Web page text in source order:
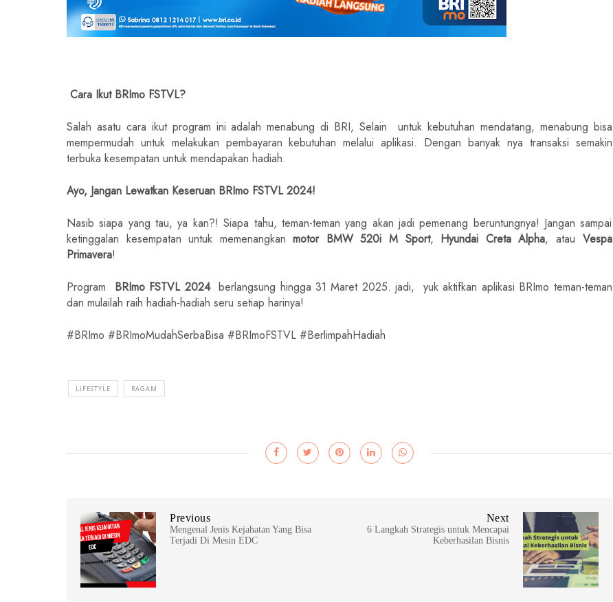
Cara Ikut BRImo FSTVL?
Salah asatu cara ikut program ini adalah menabung di BRI, Selain untuk kebutuhan mendatang, menabung bisa
mempermudah untuk melakukan pembayaran kebutuhan melalui aplikasi. Dengan banyak nya transaksi semakin
terbuka kesempatan untuk mendapakan hadiah.
Ayo, Jangan Lewatkan Keseruan BRImo FSTVL 2024!
Nasib siapa yang tau, ya kan?! Siapa tahu, teman-teman yang akan jadi pemenang beruntungnya! Jangan sampai
ketinggalan kesempatan untuk memenangkanmotor BMW 520i M Sport, Hyundai Creta Alpha, atau Vespa
Primavera!
Program BRImo FSTVL 2024berlangsung hingga 31 Maret 2025. jadi, yuk aktifkan aplikasi BRImo teman-teman
dan mulailah raih hadiah-hadiah seru setiap harinya!
#BRImo #BRImoMudahSerbaBisa #BRImoFSTVL #BerlimpahHadiah
LIFESTYLE RAGAM
Next
6 Langkah Strategis untuk Mencapai
Keberhasilan Bisnis
Previous
Mengenal Jenis Kejahatan Yang Bisa
Terjadi Di Mesin EDC